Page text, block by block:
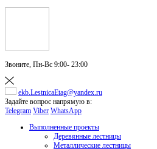
Звоните, Пн-Вс 9:00- 23:00
ekb.LestnicaEtag@yandex.ru
Задайте вопрос напрямую в:
Telegram Viber WhatsApp
Выполненные проекты
Деревянные лестницы
Металлические лестницы